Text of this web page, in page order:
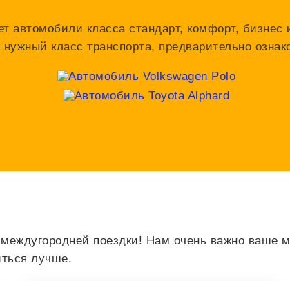
автомобили класса стандарт, комфорт,
класс транспорта, предварительно
поездки! Нам очень важно ваше
лучше.